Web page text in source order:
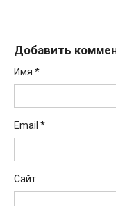
Добавить
Имя *
Email *
Сайт